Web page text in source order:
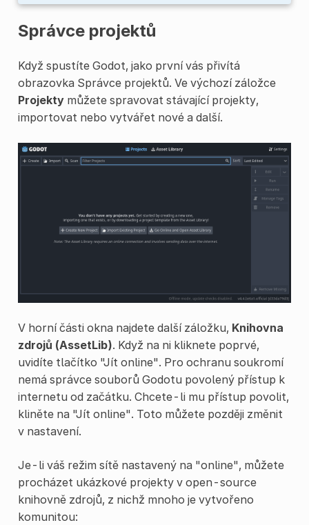
Správce projektů
Když spustíte Godot, jako první vás přivítá
obrazovka Správce projektů. Ve výchozí záložce
Projektymůžete spravovat stávající projekty,
importovat nebo vytvářet nové a další.
V horní části okna najdete další záložku, Knihovna
zdrojů (AssetLib). Když na ni kliknete poprvé,
uvidíte tlačítko "Jít online". Pro ochranu soukromí
nemá správce souborů Godotu povolený přístup k
internetu od začátku. Chcete-li mu přístup povolit,
kliněte na "Jít online". Toto můžete později změnit
v nastavení.
Je-li váš režim sítě nastavený na "online", můžete
procházet ukázkové projekty v open-source
knihovně zdrojů, z nichž mnoho je vytvořeno
komunitou: